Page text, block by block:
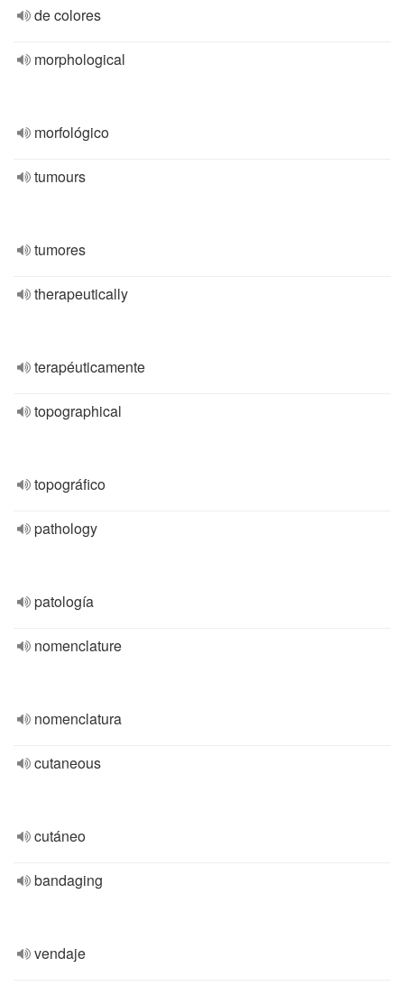
de colores
morphological
morfológico
tumours
tumores
therapeutically
terapéuticamente
topographical
topográfico
pathology
patología
nomenclature
nomenclatura
cutaneous
cutáneo
bandaging
vendaje